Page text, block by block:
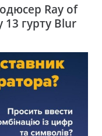
Ray of
гурту Blur